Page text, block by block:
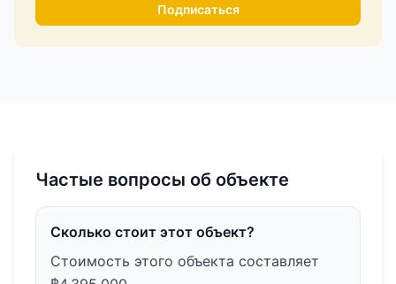
Подписаться
Частые вопросы об объекте
Сколько стоит этот объект?
Стоимость этого объекта составляет